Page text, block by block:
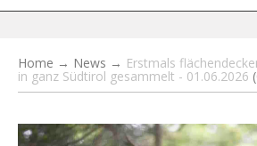
Home → News → Erstmals
in ganz Südtirol gesammelt - 01.06.2026